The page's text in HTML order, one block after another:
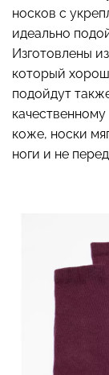
носков с
идеально
Изготовлены
который
подойдут
коже, носки
ноги и не
Топ на
CAMI TOP RIB
(черный) Giulia
299 грн.499